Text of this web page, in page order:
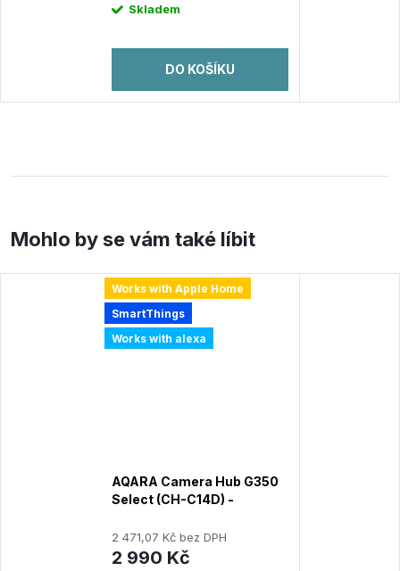
Skladem
DO KOŠÍKU
Works with Apple Home
SmartThings
Works with alexa
AQARA Camera Hub G350
Select (CH-C14D) -
Matter kontrolér
2 471,07 Kč bez DPH
2 990 Kč